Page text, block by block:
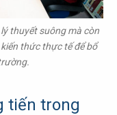
thuyết suông mà còn
thức thực tế để bổ
tiến trong